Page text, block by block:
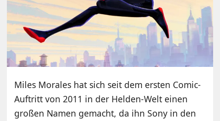
Miles Morales hat sich seit dem ersten Comic-
Auftritt von 2011 in der Helden-Welt einen
großen Namen gemacht, da ihn Sony in den